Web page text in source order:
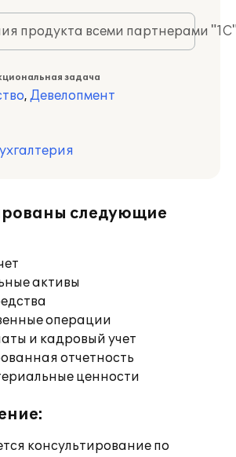
продукта всеми партнерами
задача
, Девелопмент
следующие
активы
операции
и кадровый учет
отчетность
ценности
консультирование по